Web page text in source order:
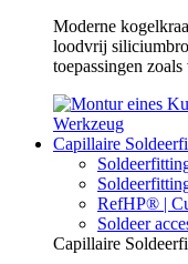
Moderne
loodvrij
toepassingen
Capillaire
RefHP® |
Soldeer
Capillaire